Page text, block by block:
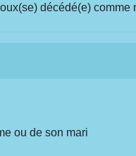
décédé(e) comme
ou de son mari